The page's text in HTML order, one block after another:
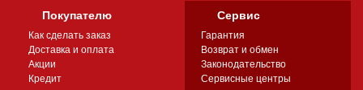
Покупателю
Как сделать заказ
Доставка и оплата
Акции
Кредит
Сервис
Гарантия
Возврат и обмен
Законодательство
Сервисные центры